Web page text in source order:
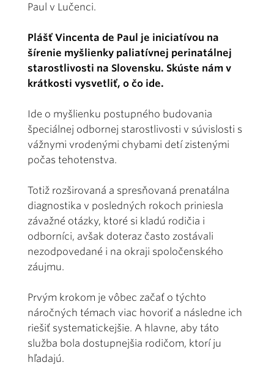
Paul v Lučenci.
Plášť Vincenta de Paul je iniciatívou na
šírenie myšlienky paliatívnej perinatálnej
starostlivosti na Slovensku. Skúste nám v
krátkosti vysvetliť, o čo ide.
Ide o myšlienku postupného budovania
špeciálnej odbornej starostlivosti v súvislosti s
vážnymi vrodenými chybami detí zistenými
počas tehotenstva.
Totiž rozširovaná a spresňovaná prenatálna
diagnostika v posledných rokoch priniesla
závažné otázky, ktoré si kladú rodičia i
odborníci, avšak doteraz často zostávali
nezodpovedané i na okraji spoločenského
záujmu.
Prvým krokom je vôbec začať o týchto
náročných témach viac hovoriť a následne ich
riešiť systematickejšie. A hlavne, aby táto
služba bola dostupnejšia rodičom, ktorí ju
hľadajú.